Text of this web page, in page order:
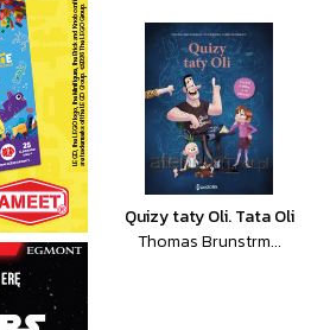
Quizy taty Oli. Tata Oli
Thomas Brunstrm...